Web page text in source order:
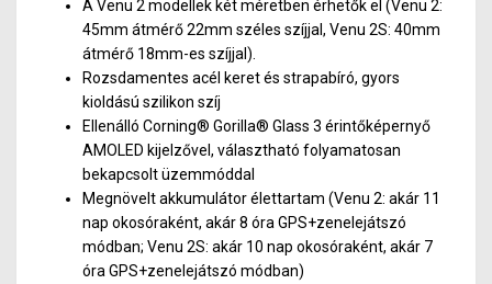
A Venu 2 modellek két méretben érhetők el (Venu 2:
45mm átmérő 22mm széles szíjjal, Venu 2S: 40mm
átmérő 18mm-es szíjjal).
Rozsdamentes acél keret és strapabíró, gyors
kioldású szilikon szíj
Ellenálló Corning® Gorilla® Glass 3 érintőképernyő
AMOLED kijelzővel, választható folyamatosan
bekapcsolt üzemmóddal
Megnövelt akkumulátor élettartam (Venu 2: akár 11
nap okosóraként, akár 8 óra GPS+zenelejátszó
módban; Venu 2S: akár 10 nap okosóraként, akár 7
óra GPS+zenelejátszó módban)